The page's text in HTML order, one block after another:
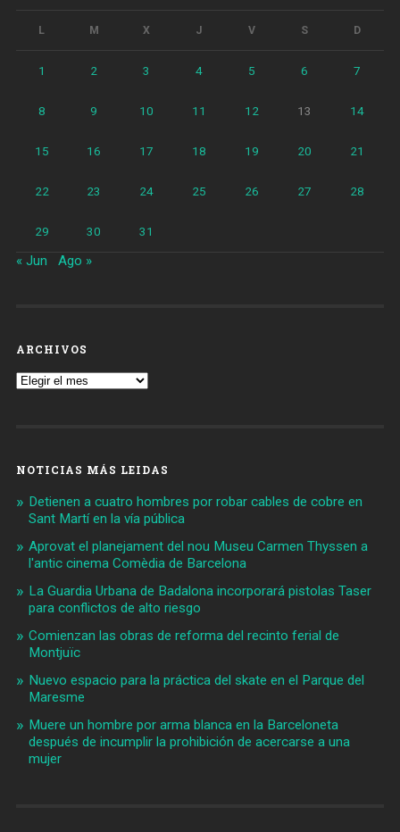
L M X J V S D
1 2 3 4 5 6 7
8 9 10 11 12 13 14
15 16 17 18 19 20 21
22 23 24 25 26 27 28
29 30 31
« Jun Ago »
ARCHIVOS
Archivos
NOTICIAS MÁS LEIDAS
Detienen a cuatro hombres por robar cables de cobre en
Sant Martí en la vía pública
Aprovat el planejament del nou Museu Carmen Thyssen a
l'antic cinema Comèdia de Barcelona
La Guardia Urbana de Badalona incorporará pistolas Taser
para conflictos de alto riesgo
Comienzan las obras de reforma del recinto ferial de
Montjuïc
Nuevo espacio para la práctica del skate en el Parque del
Maresme
Muere un hombre por arma blanca en la Barceloneta
después de incumplir la prohibición de acercarse a una
mujer